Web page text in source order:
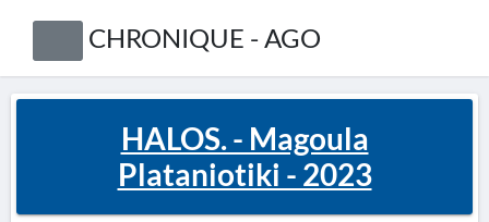
CHRONIQUE - AGO
HALOS. - Magoula
Plataniotiki - 2023